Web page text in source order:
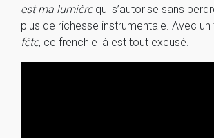
est ma lumièrequi s’autorise sans
plus de richesse instrumentale. Avec un
fête, ce frenchie là est tout excusé.